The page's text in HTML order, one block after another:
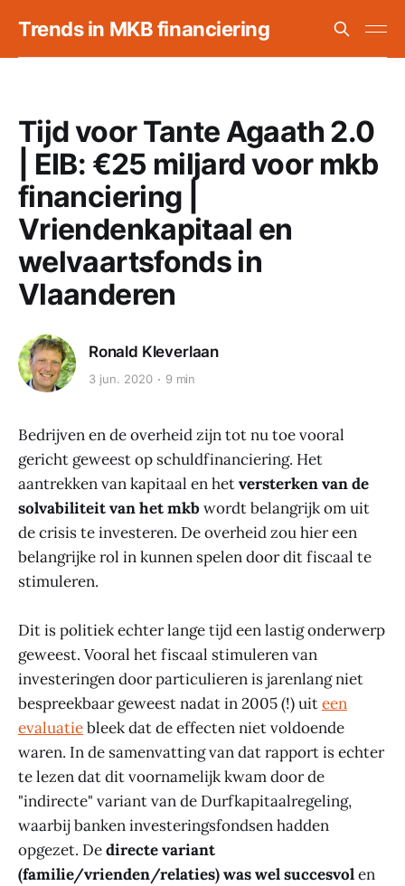
Trends in MKB financiering
Tijd voor Tante Agaath 2.0
| EIB: €25 miljard voor mkb
financiering |
Vriendenkapitaal en
welvaartsfonds in
Vlaanderen
Ronald Kleverlaan
3 jun. 2020 9 min
Bedrijven en de overheid zijn tot nu toe vooral
gericht geweest op schuldfinanciering. Het
aantrekken van kapitaal en hetversterken van de
solvabiliteit van het mkbwordt belangrijk om uit
de crisis te investeren. De overheid zou hier een
belangrijke rol in kunnen spelen door dit fiscaal te
stimuleren.
Dit is politiek echter lange tijd een lastig onderwerp
geweest. Vooral het fiscaal stimuleren van
investeringen door particulieren is jarenlang niet
bespreekbaar geweest nadat in 2005 (!) uiteen
evaluatiebleek dat de effecten niet voldoende
waren. In de samenvatting van dat rapport is echter
te lezen dat dit voornamelijk kwam door de
"indirecte" variant van de Durfkapitaalregeling,
waarbij banken investeringsfondsen hadden
opgezet. Dedirecte variant
(familie/vrienden/relaties) was wel succesvolen